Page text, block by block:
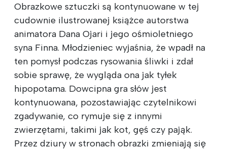
Obrazkowe sztuczki są kontynuowane w tej
cudownie ilustrowanej książce autorstwa
animatora Dana Ojari i jego ośmioletniego
syna Finna. Młodzieniec wyjaśnia, że wpadł na
ten pomysł podczas rysowania śliwki i zdał
sobie sprawę, że wygląda ona jak tyłek
hipopotama. Dowcipna gra słów jest
kontynuowana, pozostawiając czytelnikowi
zgadywanie, co rymuje się z innymi
zwierzętami, takimi jak kot, gęś czy pająk.
Przez dziury w stronach obrazki zmieniają się